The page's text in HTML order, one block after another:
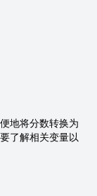
地将分数转换为
了解相关变量以